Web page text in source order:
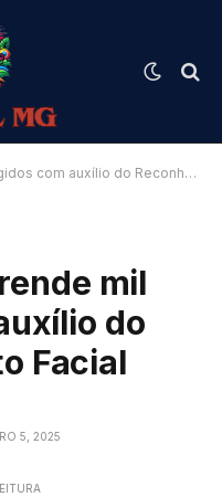
auxílio do Reconhecimento Facial
mil
do
Facial
5, 2025